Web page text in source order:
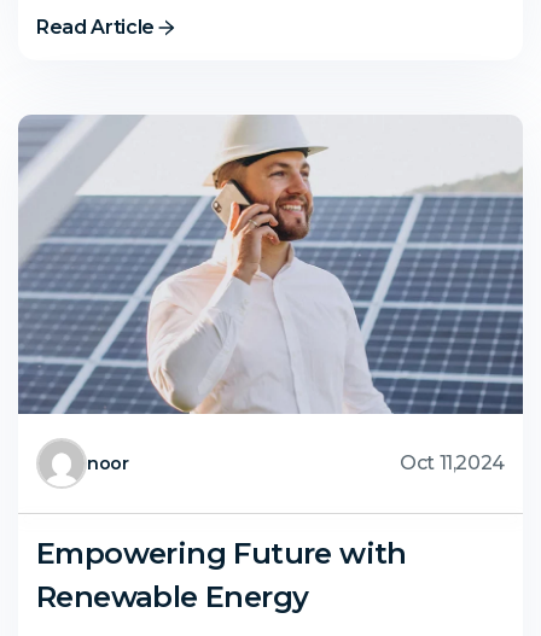
Read Article
noor Oct 11,2024
Empowering Future with
Renewable Energy